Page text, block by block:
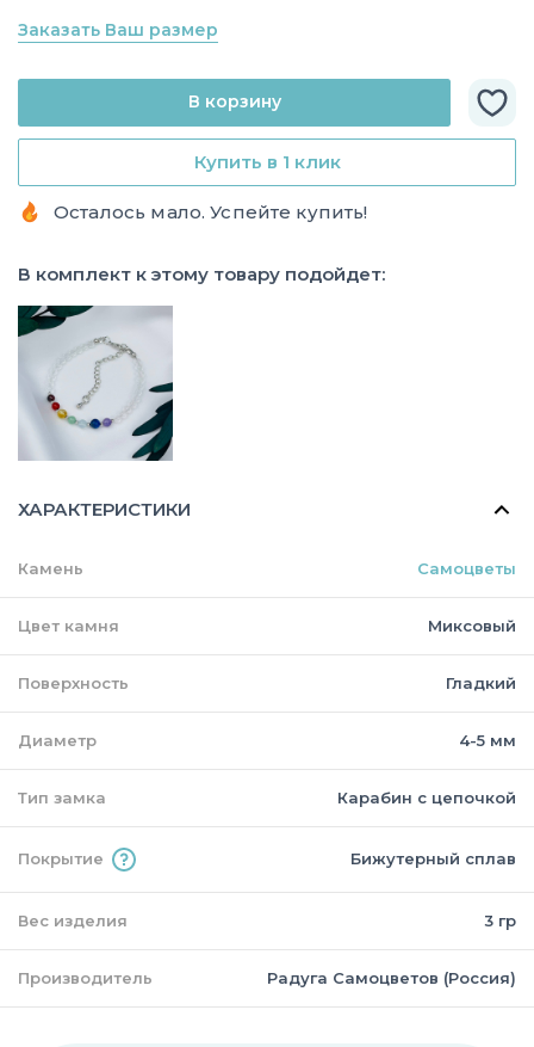
Заказать Ваш размер
Купить в 1 клик
В корзину
Осталось мало. Успейте купить!
В комплект к этому товару подойдет:
ХАРАКТЕРИСТИКИ
Камень Самоцветы
Цвет камня Миксовый
Поверхность Гладкий
Диаметр 4-5 мм
Тип замка Карабин с цепочкой
Покрытие Бижутерный сплав
Вес изделия 3 гр
Производитель Радуга Самоцветов (Россия)